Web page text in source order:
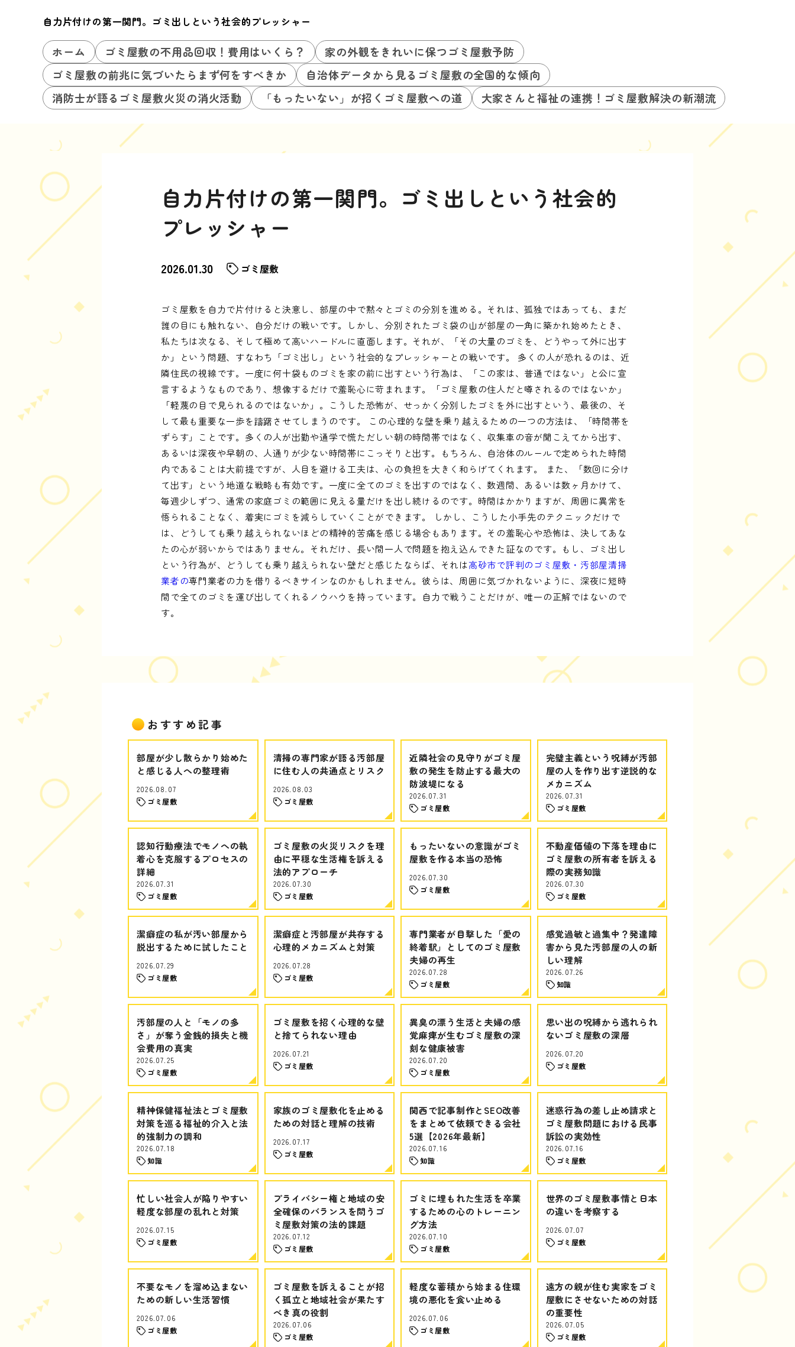
自力片付けの第一関門。ゴミ出しという社会的プレッシャー
ホーム ゴミ屋敷の不用品回収！費用はいくら？
家の外観をきれいに保つゴミ屋敷予防
ゴミ屋敷の前兆に気づいたらまず何をすべきか
自治体データから見るゴミ屋敷の全国的な傾向
消防士が語るゴミ屋敷火災の消火活動
「もったいない」が招くゴミ屋敷への道 大家さんと福祉の連携！ゴミ屋敷解決の新潮流
自力片付けの第一関門。ゴミ出しという社会的
プレッシャー
2026.01.30 ゴミ屋敷
ゴミ屋敷を自力で片付けると決意し、部屋の中で黙々とゴミの分別を進める。それは、孤独ではあっても、まだ
誰の目にも触れない、自分だけの戦いです。しかし、分別されたゴミ袋の山が部屋の一角に築かれ始めたとき、
私たちは次なる、そして極めて高いハードルに直面します。それが、「その大量のゴミを、どうやって外に出す
か」という問題、すなわち「ゴミ出し」という社会的なプレッシャーとの戦いです。 多くの人が恐れるのは、近
隣住民の視線です。一度に何十袋ものゴミを家の前に出すという行為は、「この家は、普通ではない」と公に宣
言するようなものであり、想像するだけで羞恥心に苛まれます。「ゴミ屋敷の住人だと噂されるのではないか」
「軽蔑の目で見られるのではないか」。こうした恐怖が、せっかく分別したゴミを外に出すという、最後の、そ
して最も重要な一歩を躊躇させてしまうのです。 この心理的な壁を乗り越えるための一つの方法は、「時間帯を
ずらす」ことです。多くの人が出勤や通学で慌ただしい朝の時間帯ではなく、収集車の音が聞こえてから出す、
あるいは深夜や早朝の、人通りが少ない時間帯にこっそりと出す。もちろん、自治体のルールで定められた時間
内であることは大前提ですが、人目を避ける工夫は、心の負担を大きく和らげてくれます。 また、「数回に分け
て出す」という地道な戦略も有効です。一度に全てのゴミを出すのではなく、数週間、あるいは数ヶ月かけて、
毎週少しずつ、通常の家庭ゴミの範囲に見える量だけを出し続けるのです。時間はかかりますが、周囲に異常を
悟られることなく、着実にゴミを減らしていくことができます。 しかし、こうした小手先のテクニックだけで
は、どうしても乗り越えられないほどの精神的苦痛を感じる場合もあります。その羞恥心や恐怖は、決してあな
たの心が弱いからではありません。それだけ、長い間一人で問題を抱え込んできた証なのです。もし、ゴミ出し
という行為が、どうしても乗り越えられない壁だと感じたならば、それは高砂市で評判のゴミ屋敷・汚部屋清掃
業者の専門業者の力を借りるべきサインなのかもしれません。彼らは、周囲に気づかれないように、深夜に短時
間で全てのゴミを運び出してくれるノウハウを持っています。自力で戦うことだけが、唯一の正解ではないので
す。
おすすめ記事
部屋が少し散らかり始めた
と感じる人への整理術
2026.08.07
ゴミ屋敷
清掃の専門家が語る汚部屋
に住む人の共通点とリスク
2026.08.03
ゴミ屋敷
近隣社会の見守りがゴミ屋
敷の発生を防止する最大の
防波堤になる
2026.07.31
ゴミ屋敷
完璧主義という呪縛が汚部
屋の人を作り出す逆説的な
メカニズム
2026.07.31
ゴミ屋敷
認知行動療法でモノへの執
着心を克服するプロセスの
詳細
2026.07.31
ゴミ屋敷
ゴミ屋敷の火災リスクを理
由に平穏な生活権を訴える
法的アプローチ
2026.07.30
ゴミ屋敷
もったいないの意識がゴミ
屋敷を作る本当の恐怖
2026.07.30
ゴミ屋敷
不動産価値の下落を理由に
ゴミ屋敷の所有者を訴える
際の実務知識
2026.07.30
ゴミ屋敷
潔癖症の私が汚い部屋から
脱出するために試したこと
2026.07.29
ゴミ屋敷
潔癖症と汚部屋が共存する
心理的メカニズムと対策
2026.07.28
ゴミ屋敷
専門業者が目撃した「愛の
終着駅」としてのゴミ屋敷
夫婦の再生
2026.07.28
ゴミ屋敷
感覚過敏と過集中？発達障
害から見た汚部屋の人の新
しい理解
2026.07.26
知識
汚部屋の人と「モノの多
さ」が奪う金銭的損失と機
会費用の真実
2026.07.25
ゴミ屋敷
ゴミ屋敷を招く心理的な壁
と捨てられない理由
2026.07.21
ゴミ屋敷
異臭の漂う生活と夫婦の感
覚麻痺が生むゴミ屋敷の深
刻な健康被害
2026.07.20
ゴミ屋敷
思い出の呪縛から逃れられ
ないゴミ屋敷の深層
2026.07.20
ゴミ屋敷
精神保健福祉法とゴミ屋敷
対策を巡る福祉的介入と法
的強制力の調和
2026.07.18
知識
家族のゴミ屋敷化を止める
ための対話と理解の技術
2026.07.17
ゴミ屋敷
関西で記事制作とSEO改善
をまとめて依頼できる会社
5選【2026年最新】
2026.07.16
知識
迷惑行為の差し止め請求と
ゴミ屋敷問題における民事
訴訟の実効性
2026.07.16
ゴミ屋敷
忙しい社会人が陥りやすい
軽度な部屋の乱れと対策
2026.07.15
ゴミ屋敷
プライバシー権と地域の安
全確保のバランスを問うゴ
ミ屋敷対策の法的課題
2026.07.12
ゴミ屋敷
ゴミに埋もれた生活を卒業
するための心のトレーニン
グ方法
2026.07.10
ゴミ屋敷
世界のゴミ屋敷事情と日本
の違いを考察する
2026.07.07
ゴミ屋敷
不要なモノを溜め込まない
ための新しい生活習慣
2026.07.06
ゴミ屋敷
ゴミ屋敷を訴えることが招
く孤立と地域社会が果たす
べき真の役割
2026.07.06
ゴミ屋敷
軽度な蓄積から始まる住環
境の悪化を食い止める
2026.07.06
ゴミ屋敷
遠方の親が住む実家をゴミ
屋敷にさせないための対話
の重要性
2026.07.05
ゴミ屋敷